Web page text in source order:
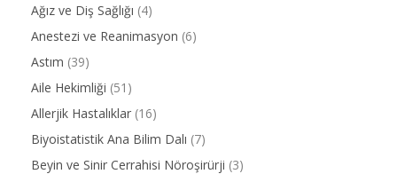
Ağız ve Diş Sağlığı (4)
Anestezi ve Reanimasyon (6)
Astım (39)
Aile Hekimliği (51)
Allerjik Hastalıklar (16)
Biyoistatistik Ana Bilim Dalı (7)
Beyin ve Sinir Cerrahisi Nöroşirürji (3)